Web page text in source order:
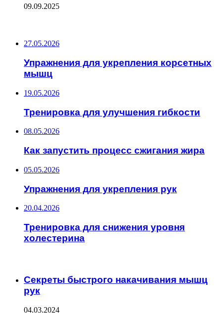
09.09.2025
27.05.2026
Упражнения для укрепления корсетных
мышц
19.05.2026
Тренировка для улучшения гибкости
08.05.2026
Как запустить процесс сжигания жира
05.05.2026
Упражнения для укрепления рук
20.04.2026
Тренировка для снижения уровня
холестерина
Секреты быстрого накачивания мышц
рук
04.03.2024